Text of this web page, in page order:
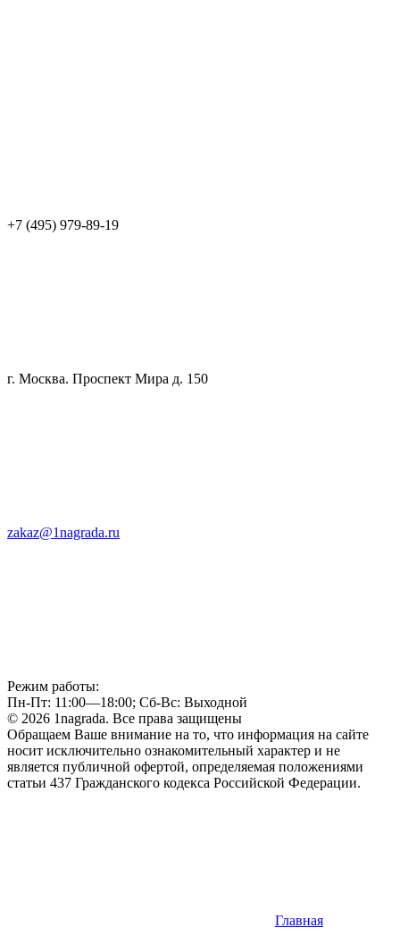
+7 (495) 979-89-19
г. Москва. Проспект Мира д. 150
zakaz@1nagrada.ru
Режим работы:
Пн-Пт: 11:00—18:00; Сб-Вс: Выходной
© 2026 1nagrada. Все права защищены
Обращаем Ваше внимание на то, что информация на сайте
носит исключительно ознакомительный характер и не
является публичной офертой, определяемая положениями
статьи 437 Гражданского кодекса Российской Федерации.
Главная